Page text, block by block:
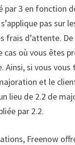
par 3 en fonction
pas sur
frais d’attente.
cas où vous êtes
Ainsi, si vous vous
et le
lieu de 2.2 de
par 2.2.
Freenow